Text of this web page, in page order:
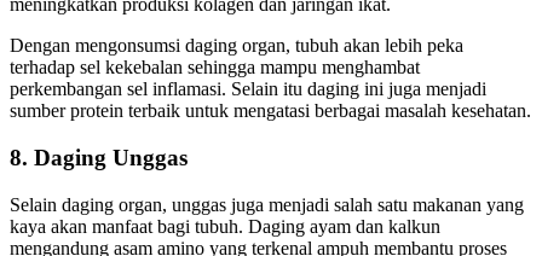
meningkatkan produksi kolagen dan jaringan ikat.
Dengan mengonsumsi daging organ, tubuh akan lebih peka
terhadap sel kekebalan sehingga mampu menghambat
perkembangan sel inflamasi. Selain itu daging ini juga menjadi
sumber protein terbaik untuk mengatasi berbagai masalah kesehatan.
8. Daging Unggas
Selain daging organ, unggas juga menjadi salah satu makanan yang
kaya akan manfaat bagi tubuh. Daging ayam dan kalkun
mengandung asam amino yang terkenal ampuh membantu proses